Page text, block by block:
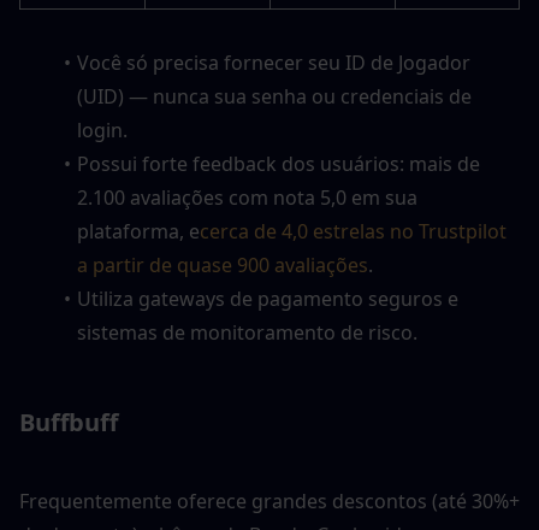
Você só precisa fornecer seu ID de Jogador
(UID) — nunca sua senha ou credenciais de
login.
Possui forte feedback dos usuários: mais de
2.100 avaliações com nota 5,0 em sua
plataforma, ecerca de 4,0 estrelas no Trustpilot
a partir de quase 900 avaliações.
Utiliza gateways de pagamento seguros e
sistemas de monitoramento de risco.
Buffbuff
Frequentemente oferece grandes descontos (até 30%+